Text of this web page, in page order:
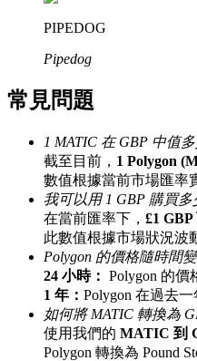
最高達65%佣金！
邀请好友
PIPEDOG
Pipedog
常見問題
1 MATIC 在 GBP 中值
截至目前， 1 Polygon
數值根據當前市場匯率
我可以用 1 GBP 購買多
在當前匯率下， £1 GBP
此數值根據市場狀況波
Polygon 的價格隨時間
24 小時： Polygon 的價
1 年： Polygon 在過去
如何將 MATIC 轉換為
使用我們的 MATIC 到
Polygon 轉換為 Pound